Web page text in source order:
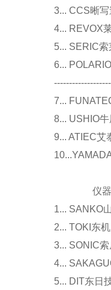
3... CCS晰
4... REVOX
5... SERIC
6...
7...
8... USHIO
9... ATIEC
仪器仪
1... SANKO
2... TOKI东
3... SONIC
4...
5... DIT东日